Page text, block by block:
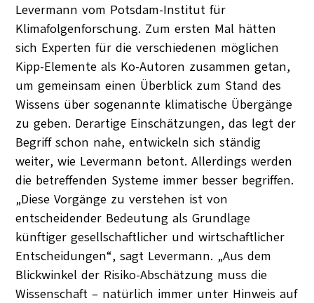
Levermann vom Potsdam-Institut für
Klimafolgenforschung. Zum ersten Mal hätten
sich Experten für die verschiedenen möglichen
Kipp-Elemente als Ko-Autoren zusammen getan,
um gemeinsam einen Überblick zum Stand des
Wissens über sogenannte klimatische Übergänge
zu geben. Derartige Einschätzungen, das legt der
Begriff schon nahe, entwickeln sich ständig
weiter, wie Levermann betont. Allerdings werden
die betreffenden Systeme immer besser begriffen.
„Diese Vorgänge zu verstehen ist von
entscheidender Bedeutung als Grundlage
künftiger gesellschaftlicher und wirtschaftlicher
Entscheidungen“, sagt Levermann. „Aus dem
Blickwinkel der Risiko-Abschätzung muss die
Wissenschaft – natürlich immer unter Hinweis auf